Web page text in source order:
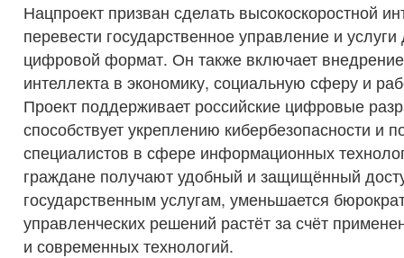
Нацпроект призван сделать высокоскоростной
перевести государственное управление и
цифровой формат. Он также включает внедрение
интеллекта в экономику, социальную сферу и
Проект поддерживает российские цифровые
способствует укреплению кибербезопасности и
специалистов в сфере информационных
граждане получают удобный и защищённый
государственным услугам, уменьшается
управленческих решений растёт за счёт
и современных технологий.